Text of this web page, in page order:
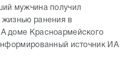
мужчина получил
ранения в
доме Красноармейского
источник ИА